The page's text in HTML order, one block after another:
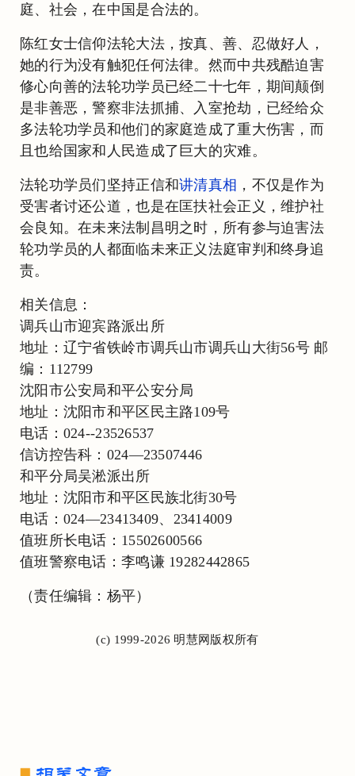
庭、社会，在中国是合法的。
陈红女士信仰法轮大法，按真、善、忍做好人，
她的行为没有触犯任何法律。然而中共残酷迫害
修心向善的法轮功学员已经二十七年，期间颠倒
是非善恶，警察非法抓捕、入室抢劫，已经给众
多法轮功学员和他们的家庭造成了重大伤害，而
且也给国家和人民造成了巨大的灾难。
法轮功学员们坚持正信和讲清真相 ，不仅是作为
受害者讨还公道，也是在匡扶社会正义，维护社
会良知。在未来法制昌明之时，所有参与迫害法
轮功学员的人都面临未来正义法庭审判和终身追
责。
相关信息：
调兵山市迎宾路派出所
地址：辽宁省铁岭市调兵山市调兵山大街56号 邮
编：112799
沈阳市公安局和平公安分局
地址：沈阳市和平区民主路109号
电话：024--23526537
信访控告科：024—23507446
和平分局吴淞派出所
地址：沈阳市和平区民族北街30号
电话：024—23413409、23414009
值班所长电话：15502600566
值班警察电话：李鸣谦 19282442865
（责任编辑：杨平）
(c) 1999-2026 明慧网版权所有